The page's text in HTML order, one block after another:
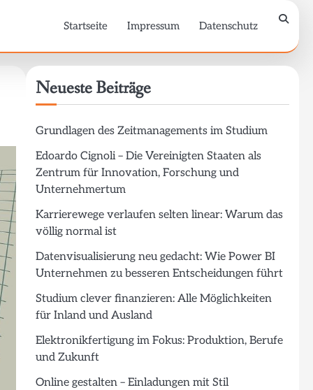
Startseite Impressum Datenschutz
Neueste Beiträge
Grundlagen des Zeitmanagements im Studium
Edoardo Cignoli – Die Vereinigten Staaten als
Zentrum für Innovation, Forschung und
Unternehmertum
Karrierewege verlaufen selten linear: Warum das
völlig normal ist
Datenvisualisierung neu gedacht: Wie Power BI
Unternehmen zu besseren Entscheidungen führt
Studium clever finanzieren: Alle Möglichkeiten
für Inland und Ausland
Elektronikfertigung im Fokus: Produktion, Berufe
und Zukunft
Online gestalten – Einladungen mit Stil